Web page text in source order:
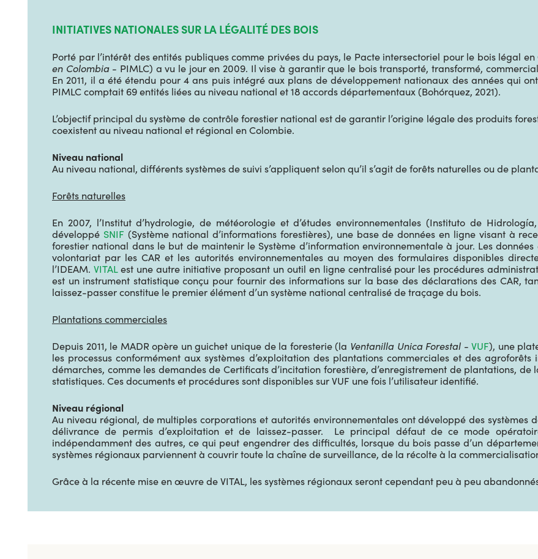
INITIATIVES NATIONALES SUR LA LÉGALITÉ DES BOIS
Porté par l’intérêt des entités publiques comme privées du pays, le Pacte intersectoriel pour le bois légal
en Colombia- PIMLC) a vu le jour en 2009. Il vise à garantir que le bois transporté, transformé,
En 2011, il a été étendu pour 4 ans puis intégré aux plans de développement nationaux des années qui
PIMLC comptait 69 entités liées au niveau national et 18 accords départementaux (Bohórquez, 2021).
L’objectif principal du système de contrôle forestier national est de garantir l’origine légale des produits
coexistent au niveau national et régional en Colombie.
Niveau national
Au niveau national, différents systèmes de suivi s’appliquent selon qu’il s’agit de forêts naturelles ou de
Forêts naturelles
En 2007, l’Institut d’hydrologie, de météorologie et d’études environnementales (Instituto de
développé SNIF (Système national d’informations forestières), une base de données en ligne visant à
forestier national dans le but de maintenir le Système d’information environnementale à jour. Les
volontariat par les CAR et les autorités environnementales au moyen des formulaires disponibles
l’IDEAM. VITALest une autre initiative proposant un outil en ligne centralisé pour les procédures
est un instrument statistique conçu pour fournir des informations sur la base des déclarations des CAR,
laissez-passer constitue le premier élément d’un système national centralisé de traçage du bois.
Plantations commerciales
Depuis 2011, le MADR opère un guichet unique de la foresterie (la Ventanilla Unica Forestal -VUF), une
les processus conformément aux systèmes d’exploitation des plantations commerciales et des
démarches, comme les demandes de Certificats d’incitation forestière, d’enregistrement de plantations,
statistiques. Ces documents et procédures sont disponibles sur VUF une fois l’utilisateur identifié.
Niveau régional
Au niveau régional, de multiples corporations et autorités environnementales ont développé des systèmes
délivrance de permis d’exploitation et de laissez-passer. Le principal défaut de ce mode
indépendamment des autres, ce qui peut engendrer des difficultés, lorsque du bois passe d’un
systèmes régionaux parviennent à couvrir toute la chaîne de surveillance, de la récolte à la
Grâce à la récente mise en œuvre de VITAL, les systèmes régionaux seront cependant peu à peu